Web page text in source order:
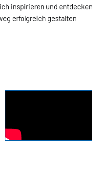
inspirieren und entdecken
erfolgreich gestalten